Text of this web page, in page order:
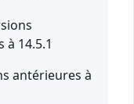
14.5.1
antérieures à